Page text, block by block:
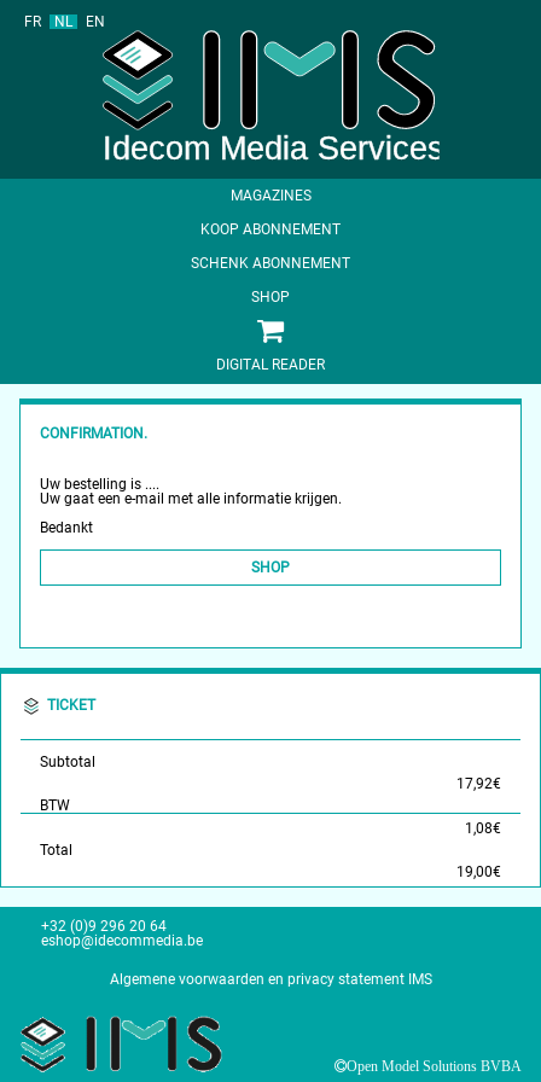
FR NL EN
MAGAZINES
KOOP ABONNEMENT
SCHENK ABONNEMENT
SHOP
DIGITAL READER
CONFIRMATION.
Uw bestelling is ....
Uw gaat een e-mail met alle informatie krijgen.
Bedankt
SHOP
TICKET
Subtotal
17,92€
BTW
1,08€
Total
19,00€
+32 (0)9 296 20 64
eshop@idecommedia.be
Algemene voorwaarden en privacy statement IMS
Open Model Solutions BVBA